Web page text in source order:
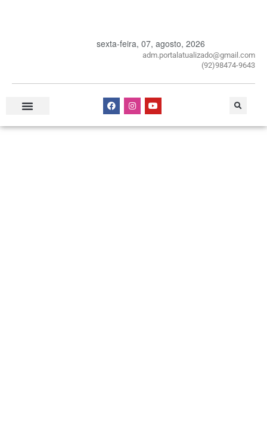
sexta-feira, 07, agosto, 2026
adm.portalatualizado@gmail.com
(92)98474-9643